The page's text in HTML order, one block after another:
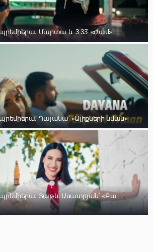
Մարտա և 3.33՝ «Ժամ»
Դայանա՝ «Ալիքների նման»
Տաթև Ասատրյան՝ «Բա